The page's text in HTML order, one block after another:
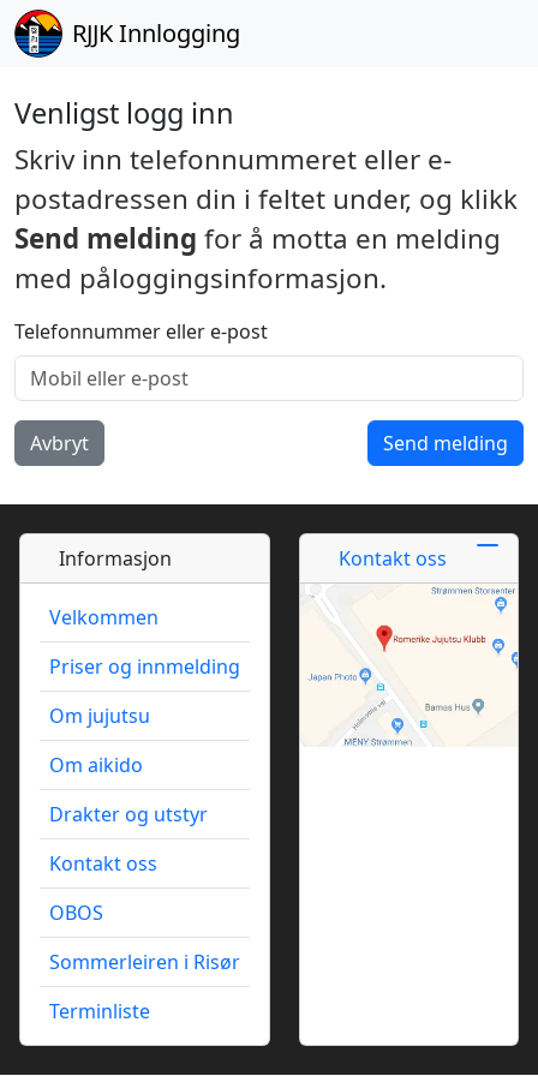
RJJKInnlogging
Venligst logg inn
Skriv inn telefonnummeret eller e-
postadressen din i feltet under, og klikk
Send melding for å motta en melding
med påloggingsinformasjon.
Telefonnummer eller e-post
Avbryt
Informasjon
Velkommen
Priser og innmelding
Om jujutsu
Om aikido
Drakter og utstyr
Kontakt oss
OBOS
Sommerleiren i Risør
Terminliste
Kontakt oss